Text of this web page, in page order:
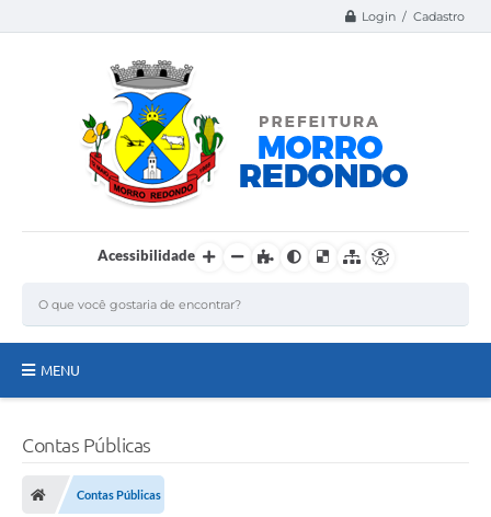
Login / Cadastro
Acessibilidade
MENU
Secretarias
Contas Públicas
Contas Públicas